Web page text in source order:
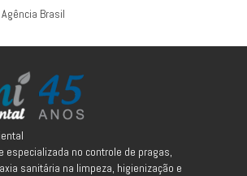
Brasil
especializada no controle de pragas,
sanitária na limpeza, higienização e